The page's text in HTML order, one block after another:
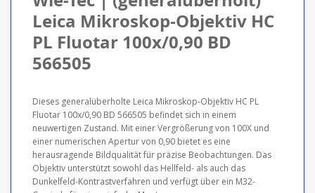
Leica Mikroskop-Objektiv HC
PL Fluotar 100x/0,90 BD
566505
Dieses generalüberholte Leica Mikroskop-Objektiv HC PL
Fluotar 100x/0,90 BD 566505 befindet sich in einem
neuwertigen Zustand. Mit einer Vergrößerung von 100X und
einer numerischen Apertur von 0,90 bietet es eine
herausragende Bildqualität für präzise Beobachtungen. Das
Objektiv unterstützt sowohl das Hellfeld- als auch das
Dunkelfeld-Kontrastverfahren und verfügt über ein M32-